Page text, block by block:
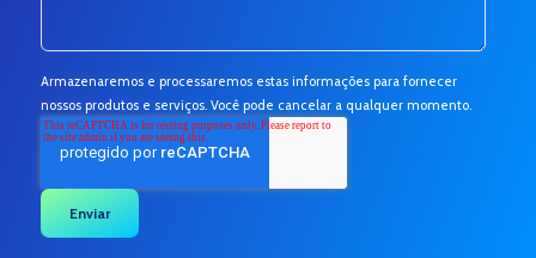
Armazenaremos e processaremos estas informações para fornecer
nossos produtos e serviços. Você pode cancelar a qualquer momento.